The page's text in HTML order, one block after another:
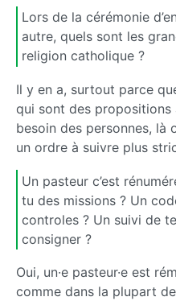
Lors de la cérémonie
autre, quels sont les
religion catholique ?
Il y en a, surtout parce
qui sont des propositions
besoin des personnes, là
un ordre à suivre plus
Un pasteur c’est
tu des missions ? Un
controles ? Un suivi de
consigner ?
Oui, un·e pasteur·e est
comme dans la plupart